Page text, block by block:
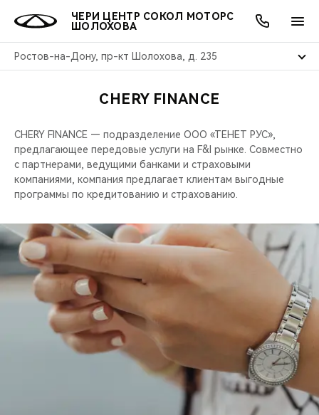
ЧЕРИ ЦЕНТР СОКОЛ МОТОРС
ШОЛОХОВА
Ростов-на-Дону, пр-кт Шолохова, д. 235
МОДЕЛИ
КРОССОВЕРЫ
СЕДАНЫ
НОВИНКИ
ПОКУПАТЕЛЯМ
ВЫБОР И ПОКУПКА
КРЕДИТ И СТРАХОВАНИЕ
ВЛАДЕЛЬЦАМ
СЕРВИС
ЗАПЧАСТИ И АКСЕССУАРЫ
CHERY CONNECT
МИР CHERY
АКСЕССУАРЫ
О БРЕНДЕ
ЛЮДИ CHERY
БЛАГОТВОРИТЕЛЬНОСТЬ
CHERY REMOTE
CHERY И СПОРТ
АКЦИИ
ВЫГОДЫ И АКЦИИ
ОНЛАЙН СЕРВИСЫ
ВЫБОР И ПОКУПКА
КРЕДИТ
О КОМПАНИИ
О НАС
МЫ В СОЦСЕТЯХ
CHERY FINANCE
CHERY FINANCE — подразделение ООО «ТЕНЕТ РУС»,
предлагающее передовые услуги на F&I рынке. Совместно
с партнерами, ведущими банками и страховыми
компаниями, компания предлагает клиентам выгодные
программы по кредитованию и страхованию.